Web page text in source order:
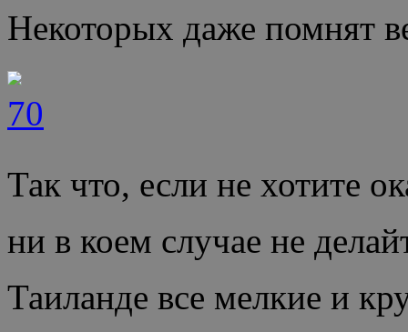
Некоторых даже помнят
Так что, если не хотите
ни в коем случае не
Таиланде все мелкие и